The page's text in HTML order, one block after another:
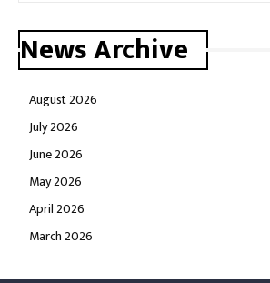
News Archive
August 2026
July 2026
June 2026
May 2026
April 2026
March 2026